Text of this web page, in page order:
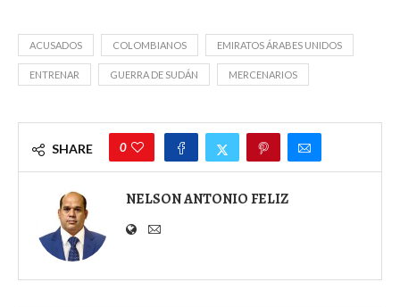
ACUSADOS COLOMBIANOS EMIRATOS ÁRABES UNIDOS
ENTRENAR GUERRA DE SUDÁN MERCENARIOS
SHARE 0
NELSON ANTONIO FELIZ